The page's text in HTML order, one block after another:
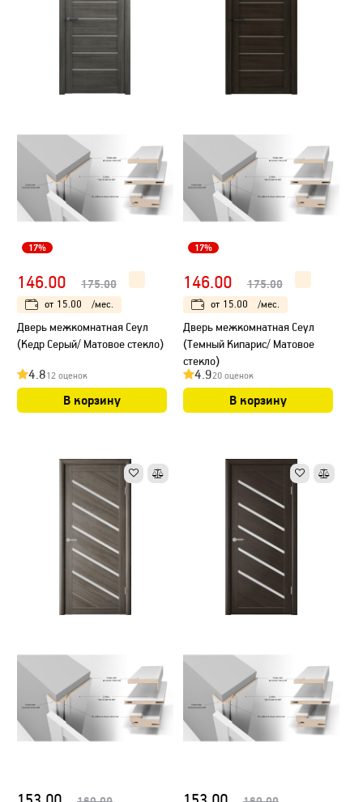
17%
146.00 175.00
от 15.00 /мес.
Дверь межкомнатная Сеул
(Кедр Серый/ Матовое стекло)
4.812 оценок
В корзину
17%
146.00 175.00
от 15.00 /мес.
Дверь межкомнатная Сеул
(Темный Кипарис/ Матовое
стекло)
4.920 оценок
В корзину